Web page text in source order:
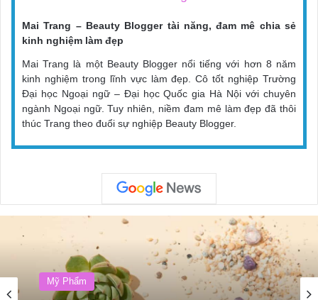
Mai Trang – Beauty Blogger tài năng, đam mê chia sẻ
kinh nghiệm làm đẹp
Mai Trang là một Beauty Blogger nổi tiếng với hơn 8 năm
kinh nghiệm trong lĩnh vực làm đẹp. Cô tốt nghiệp Trường
Đại học Ngoại ngữ – Đại học Quốc gia Hà Nội với chuyên
ngành Ngoại ngữ. Tuy nhiên, niềm đam mê làm đẹp đã thôi
thúc Trang theo đuổi sự nghiệp Beauty Blogger.
Mỹ Phẩm